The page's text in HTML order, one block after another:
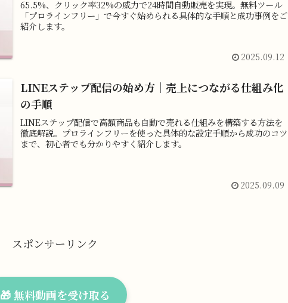
65.5%、クリック率32%の威力で24時間自動販売を実現。無料ツール
「プロラインフリー」で今すぐ始められる具体的な手順と成功事例をご
紹介します。
2025.09.12
LINEステップ配信の始め方｜売上につながる仕組み化
の手順
LINEステップ配信で高額商品も自動で売れる仕組みを構築する方法を
徹底解説。プロラインフリーを使った具体的な設定手順から成功のコツ
まで、初心者でも分かりやすく紹介します。
2025.09.09
スポンサーリンク
🎁 無料動画を受け取る